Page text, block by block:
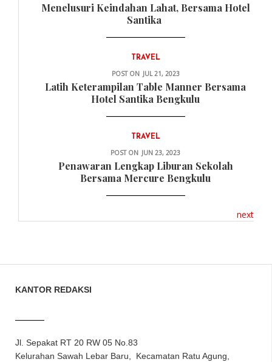
Menelusuri Keindahan Lahat, Bersama Hotel
Santika
TRAVEL
POST ON JUL 21, 2023
Latih Keterampilan Table Manner Bersama
Hotel Santika Bengkulu
TRAVEL
POST ON JUN 23, 2023
Penawaran Lengkap Liburan Sekolah
Bersama Mercure Bengkulu
next
KANTOR REDAKSI
Jl. Sepakat RT 20 RW 05 No.83
Kelurahan Sawah Lebar Baru, Kecamatan Ratu Agung,